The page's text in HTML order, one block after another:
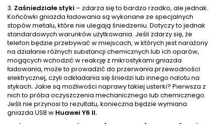
3. Zaśniedziałe styki – zdarza się to bardzo rzadko, ale jednak.
Końcówki gniazda ładowania są wykonane ze specjalnych
stopów metalu, które nie ulegają śniedzeniu. Dotyczy to jednak
standardowych warunków użytkowania. Jeśli zdarzy się, że
telefon będzie przebywać w miejscach, w których jest narażony
na działanie różnych substancji chemicznych lub ich oparów,
mogących wchodzić w reakcję z mikrostykami gniazda
ładowania, może to prowadzić do przerwania przewodności
elektrycznej, czyli odkładania się śniedzi lub innego nalotu na
stykach. Jakie są możliwości naprawy takiej usterki? Pierwsza z
nich to próba oczyszczenia mechanicznego lub chemicznego.
Jeśli nie przynosi to rezultatu, konieczna będzie wymiana
gniazda USB w Huawei Y6 II.